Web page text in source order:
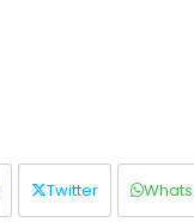
Twitter